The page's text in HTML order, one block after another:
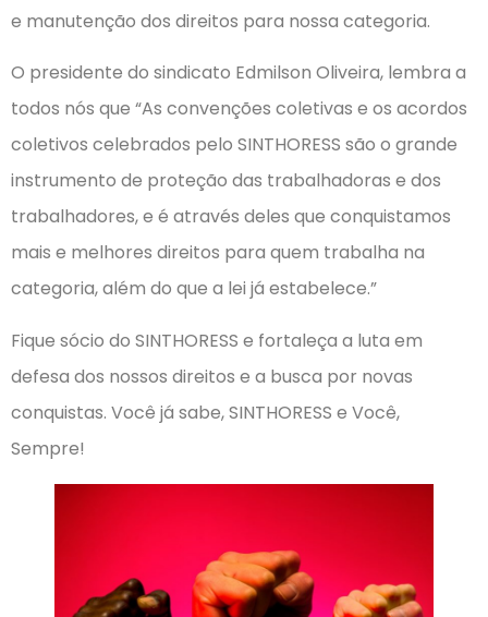
e manutenção dos direitos para nossa categoria.
O presidente do sindicato Edmilson Oliveira, lembra a
todos nós que “As convenções coletivas e os acordos
coletivos celebrados pelo SINTHORESS são o grande
instrumento de proteção das trabalhadoras e dos
trabalhadores, e é através deles que conquistamos
mais e melhores direitos para quem trabalha na
categoria, além do que a lei já estabelece.”
Fique sócio do SINTHORESS e fortaleça a luta em
defesa dos nossos direitos e a busca por novas
conquistas. Você já sabe, SINTHORESS e Você,
Sempre!